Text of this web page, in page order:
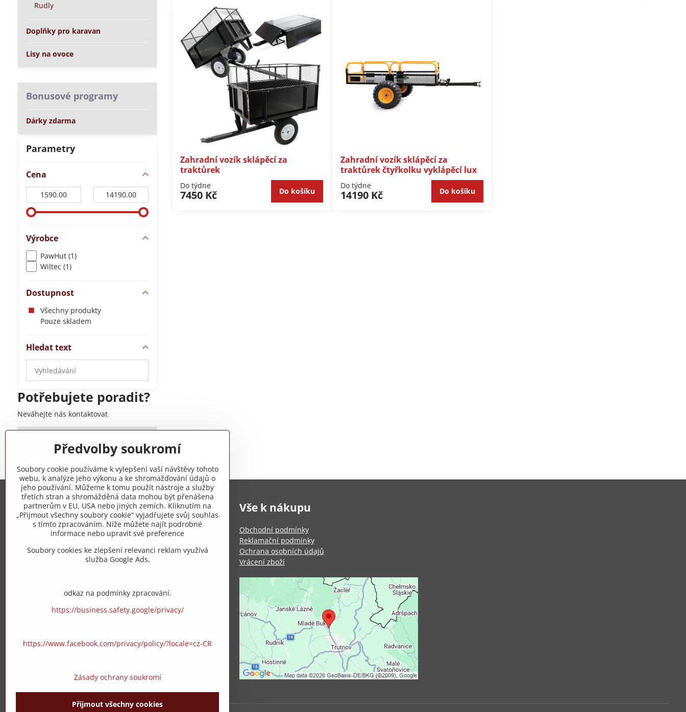
Zahradní vozík sklápěcí za
traktůrek
Do týdne
7450 Kč Do košíku
Zahradní vozík sklápěcí za
traktůrek čtyřkolku vyklápěcí lux
Do týdne
14190 Kč Do košíku
Parametry
Cena
Výrobce
PawHut (1)
Wiltec (1)
Dostupnost
Všechny produkty
Pouze skladem
Hledat text
Prohledat
výsledky
filtru
fulltextem
Potřebujete poradit?
Neváhejte nás kontaktovat
+420 775 973 319
Rudly
Doplňky pro karavan
Lisy na ovoce
Bonusové programy
Dárky zdarma
Trovita s.r.o.
+420 775 973 319
info​@zipzop​.cz
Vše k nákupu
Obchodní podmínky
Reklamační podmínky
Ochrana osobních údajů
Vrácení zboží
Předvolby soukromí
Soubory cookie používáme k vylepšení vaší návštěvy tohoto
webu, k analýze jeho výkonu a ke shromažďování údajů o
jeho používání. Můžeme k tomu použít nástroje a služby
třetích stran a shromážděná data mohou být přenášena
partnerům v EU, USA nebo jiných zemích. Kliknutím na
„Přijmout všechny soubory cookie“ vyjadřujete svůj souhlas
s tímto zpracováním. Níže můžete najít podrobné
informace nebo upravit své preference
Soubory cookies ke zlepšení relevanci reklam využívá
služba Google Ads,
odkaz na podmínky zpracování.
https://business.safety.google/privacy/
https://www.facebook.com/privacy/policy/?locale=cz-CR
Zásady ochrany soukromí
Přijmout všechny cookies